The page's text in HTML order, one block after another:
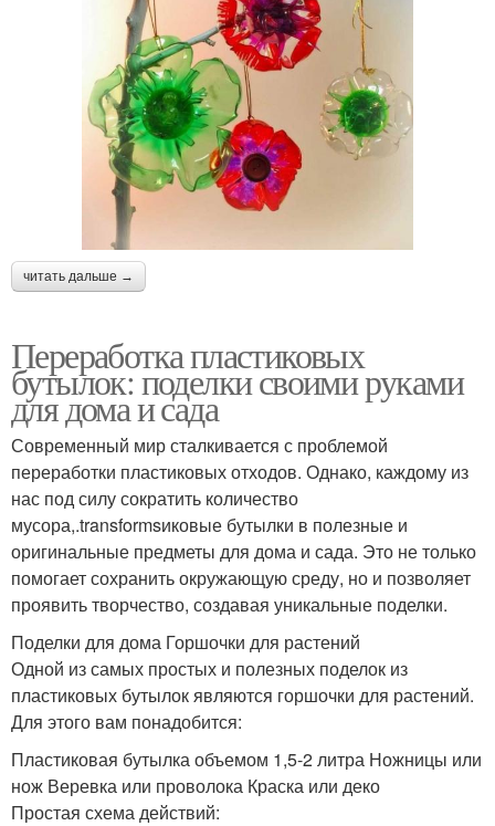
читать дальше →
Переработка пластиковых
бутылок: поделки своими руками
для дома и сада
Современный мир сталкивается с проблемой
переработки пластиковых отходов. Однако, каждому из
нас под силу сократить количество
мусора,.transformsиковые бутылки в полезные и
оригинальные предметы для дома и сада. Это не только
помогает сохранить окружающую среду, но и позволяет
проявить творчество, создавая уникальные поделки.
Поделки для дома Горшочки для растений
Одной из самых простых и полезных поделок из
пластиковых бутылок являются горшочки для растений.
Для этого вам понадобится:
Пластиковая бутылка объемом 1,5-2 литра Ножницы или
нож Веревка или проволока Краска или деко
Простая схема действий: